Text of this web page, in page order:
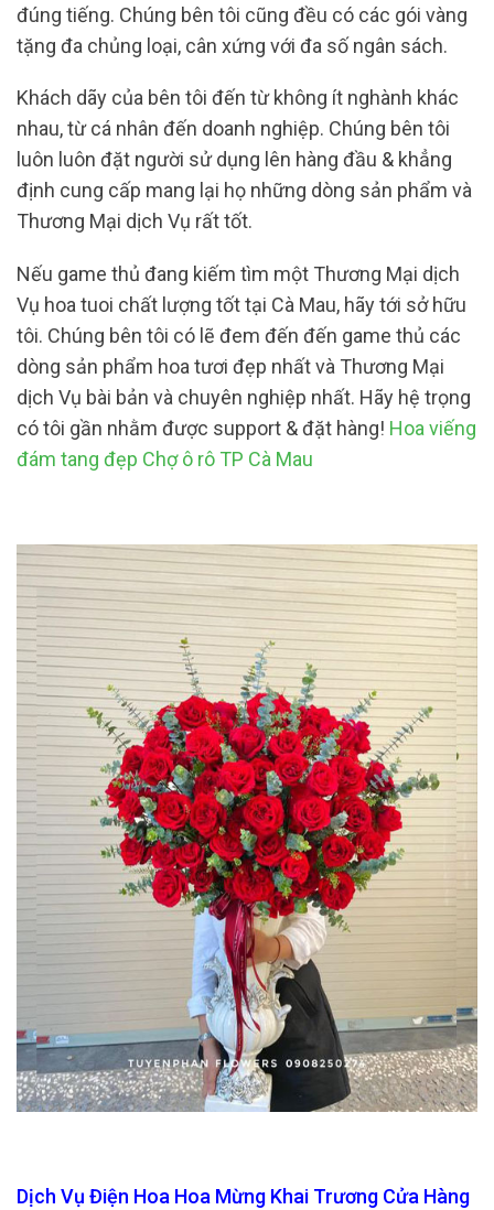
đúng tiếng. Chúng bên tôi cũng đều có các gói vàng
tặng đa chủng loại, cân xứng với đa số ngân sách.
Khách dãy của bên tôi đến từ không ít nghành khác
nhau, từ cá nhân đến doanh nghiệp. Chúng bên tôi
luôn luôn đặt người sử dụng lên hàng đầu & khẳng
định cung cấp mang lại họ những dòng sản phẩm và
Thương Mại dịch Vụ rất tốt.
Nếu game thủ đang kiếm tìm một Thương Mại dịch
Vụ hoa tuoi chất lượng tốt tại Cà Mau, hãy tới sở hữu
tôi. Chúng bên tôi có lẽ đem đến đến game thủ các
dòng sản phẩm hoa tươi đẹp nhất và Thương Mại
dịch Vụ bài bản và chuyên nghiệp nhất. Hãy hệ trọng
có tôi gần nhằm được support & đặt hàng! Hoa viếng
đám tang đẹp Chợ ô rô TP Cà Mau
Dịch Vụ Điện Hoa Hoa Mừng Khai Trương Cửa Hàng